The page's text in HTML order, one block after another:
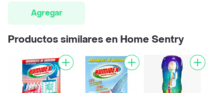
Agregar
Productos similares en Home Sentry